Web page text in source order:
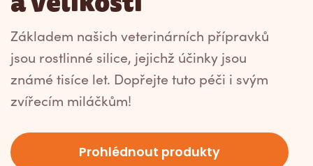
Základem našich veterinárních přípravků
jsou rostlinné silice, jejichž účinky jsou
známé tisíce let. Dopřejte tuto péči i svým
zvířecím miláčkům!
Prohlédnout produkty